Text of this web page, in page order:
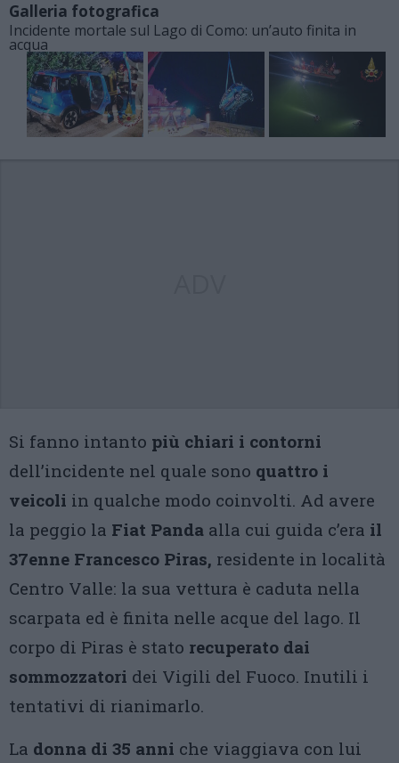
Galleria fotografica
Incidente mortale sul Lago di Como: un’auto finita in
acqua
Si fanno intanto più chiari i contorni
dell’incidente nel quale sono quattro i
veicoli in qualche modo coinvolti. Ad avere
la peggio la Fiat Panda alla cui guida c’era il
37enne Francesco Piras, residente in località
Centro Valle: la sua vettura è caduta nella
scarpata ed è finita nelle acque del lago. Il
corpo di Piras è stato recuperato dai
sommozzatori dei Vigili del Fuoco. Inutili i
tentativi di rianimarlo.
La donna di 35 anni che viaggiava con lui